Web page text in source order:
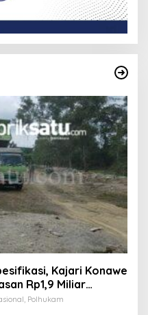
Kajari Konawe
Rp1,9 Miliar
Polhukam